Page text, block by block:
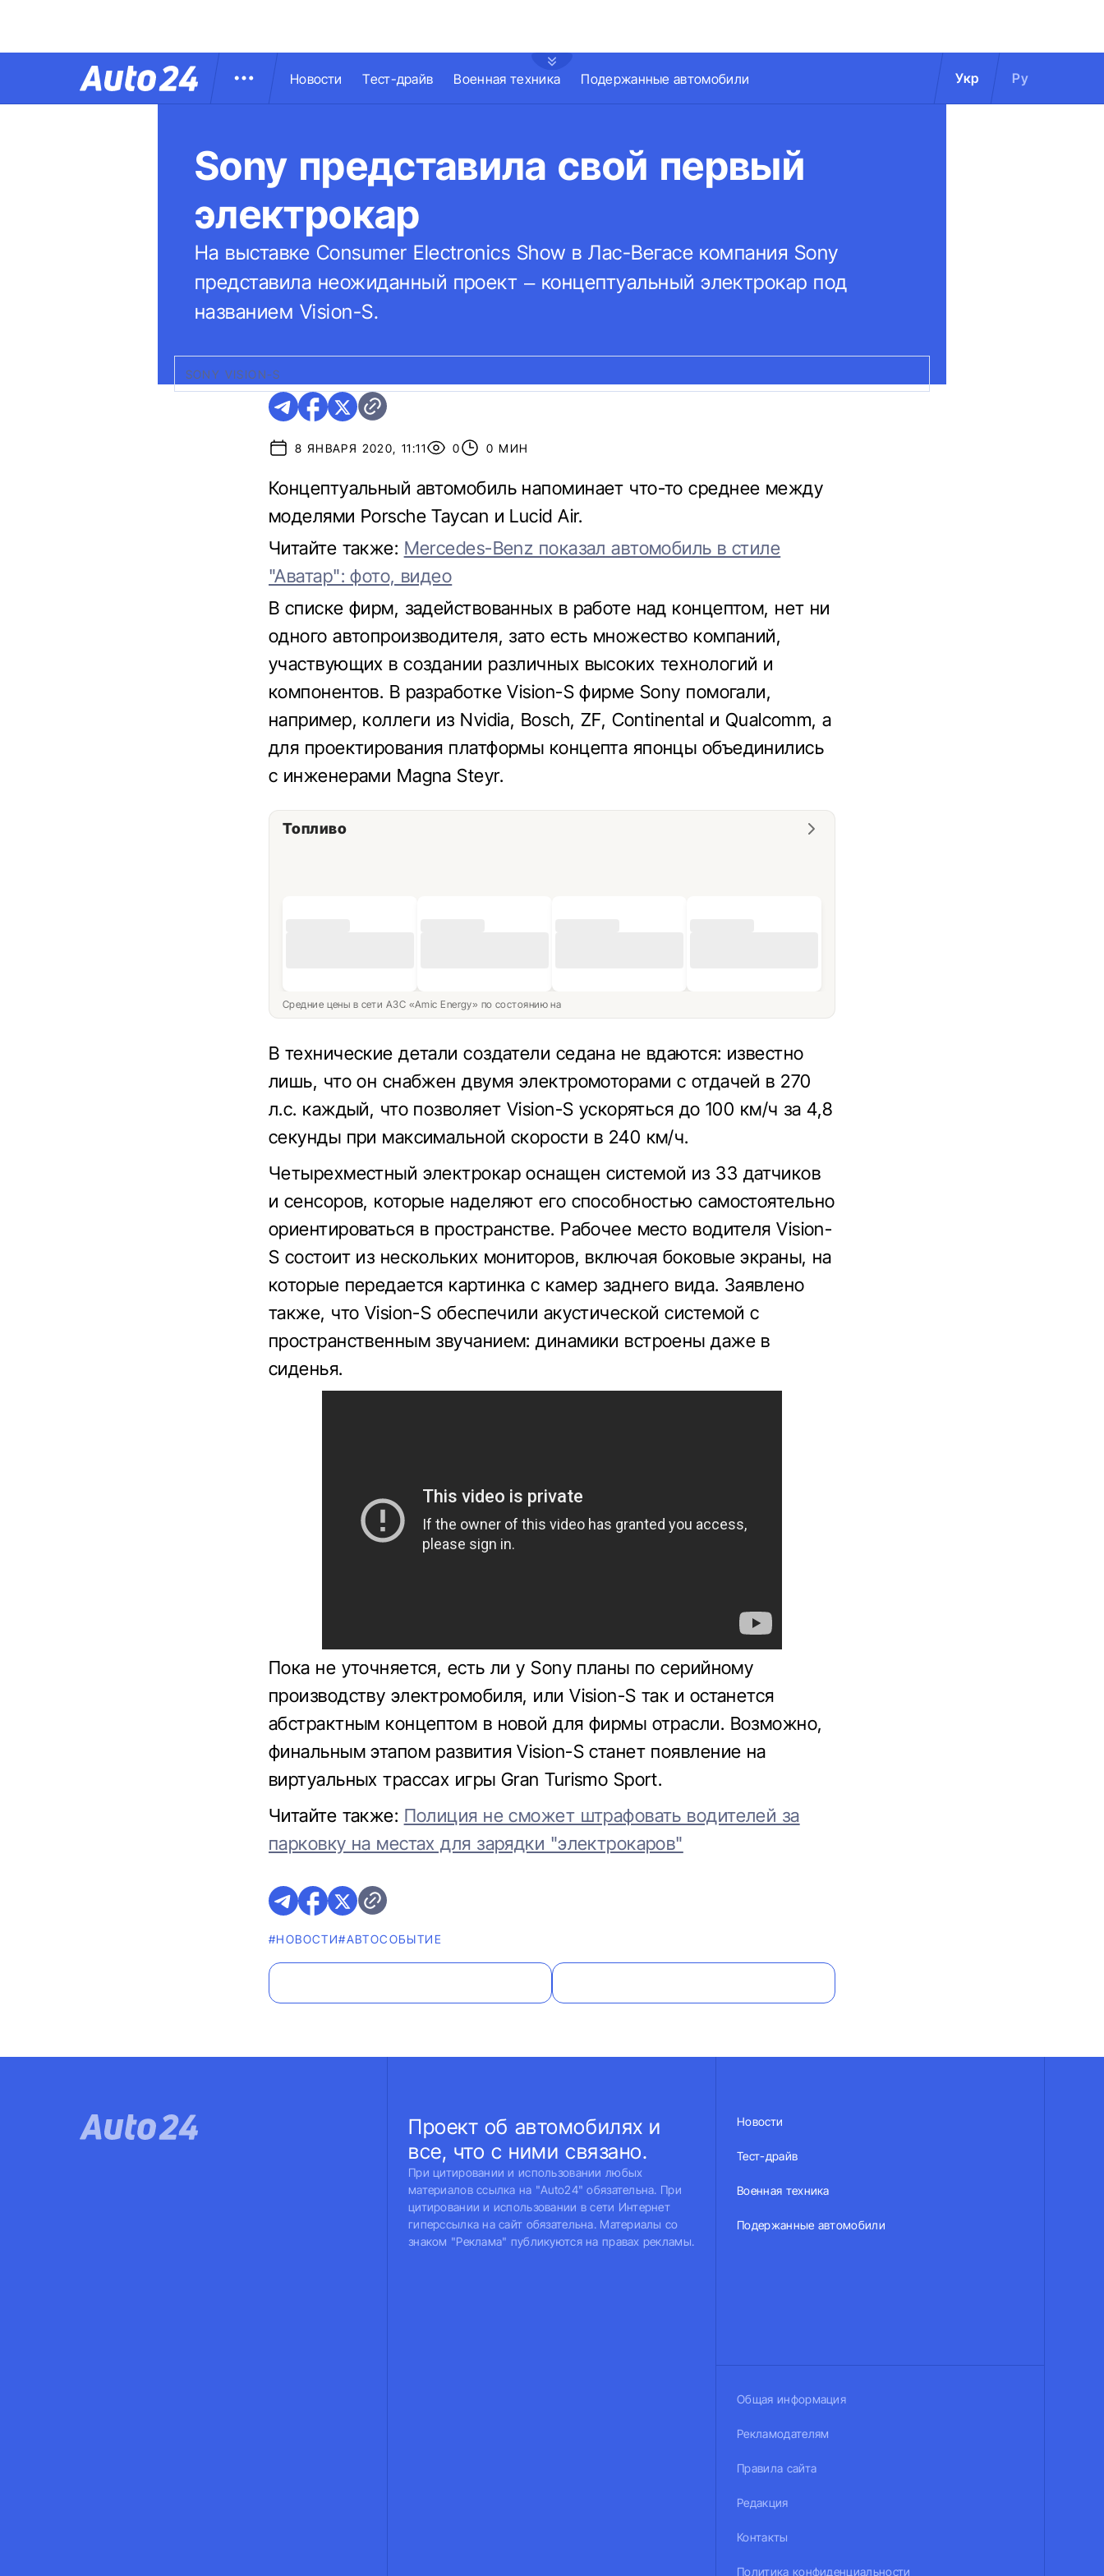
Новости Тест-драйв Военная техника Подержанные автомобили Укр Ру
Sony представила свой первый
электрокар
На выставке Consumer Electronics Show в Лас-Вегасе компания Sony
представила неожиданный проект – концептуальный электрокар под
названием Vision-S.
SONY VISION-S
8 ЯНВАРЯ 2020, 11:11 0 0 МИН
Концептуальный автомобиль напоминает что-то среднее между
моделями Porsche Taycan и Lucid Air.
Читайте также: Mercedes-Benz показал автомобиль в стиле
"Аватар": фото, видео
В списке фирм, задействованных в работе над концептом, нет ни
одного автопроизводителя, зато есть множество компаний,
участвующих в создании различных высоких технологий и
компонентов. В разработке Vision-S фирме Sony помогали,
например, коллеги из Nvidia, Bosch, ZF, Continental и Qualcomm, а
для проектирования платформы концепта японцы объединились
с инженерами Magna Steyr.
Топливо
Средние цены в сети АЗС «Amic Energy» по состоянию на
В технические детали создатели седана не вдаются: известно
лишь, что он снабжен двумя электромоторами с отдачей в 270
л.с. каждый, что позволяет Vision-S ускоряться до 100 км/ч за 4,8
секунды при максимальной скорости в 240 км/ч.
Четырехместный электрокар оснащен системой из 33 датчиков
и сенсоров, которые наделяют его способностью самостоятельно
ориентироваться в пространстве. Рабочее место водителя Vision-
S состоит из нескольких мониторов, включая боковые экраны, на
которые передается картинка с камер заднего вида. Заявлено
также, что Vision-S обеспечили акустической системой с
пространственным звучанием: динамики встроены даже в
сиденья.
Пока не уточняется, есть ли у Sony планы по серийному
производству электромобиля, или Vision-S так и останется
абстрактным концептом в новой для фирмы отрасли. Возможно,
финальным этапом развития Vision-S станет появление на
виртуальных трассах игры Gran Turismo Sport.
Читайте также: Полиция не сможет штрафовать водителей за
парковку на местах для зарядки "электрокаров"​​​​​​​
#НОВОСТИ#АВТОСОБЫТИЕ
Проект об автомобилях и
все, что с ними связано.
При цитировании и использовании любых
материалов ссылка на "Auto24" обязательна. При
цитировании и использовании в сети Интернет
гиперссылка на сайт обязательна. Материалы со
знаком "Реклама" публикуются на правах рекламы.
Новости
Тест-драйв
Военная техника
Подержанные автомобили
Общая информация
Рекламодателям
Правила сайта
Редакция
Контакты
Политика конфиденциальности